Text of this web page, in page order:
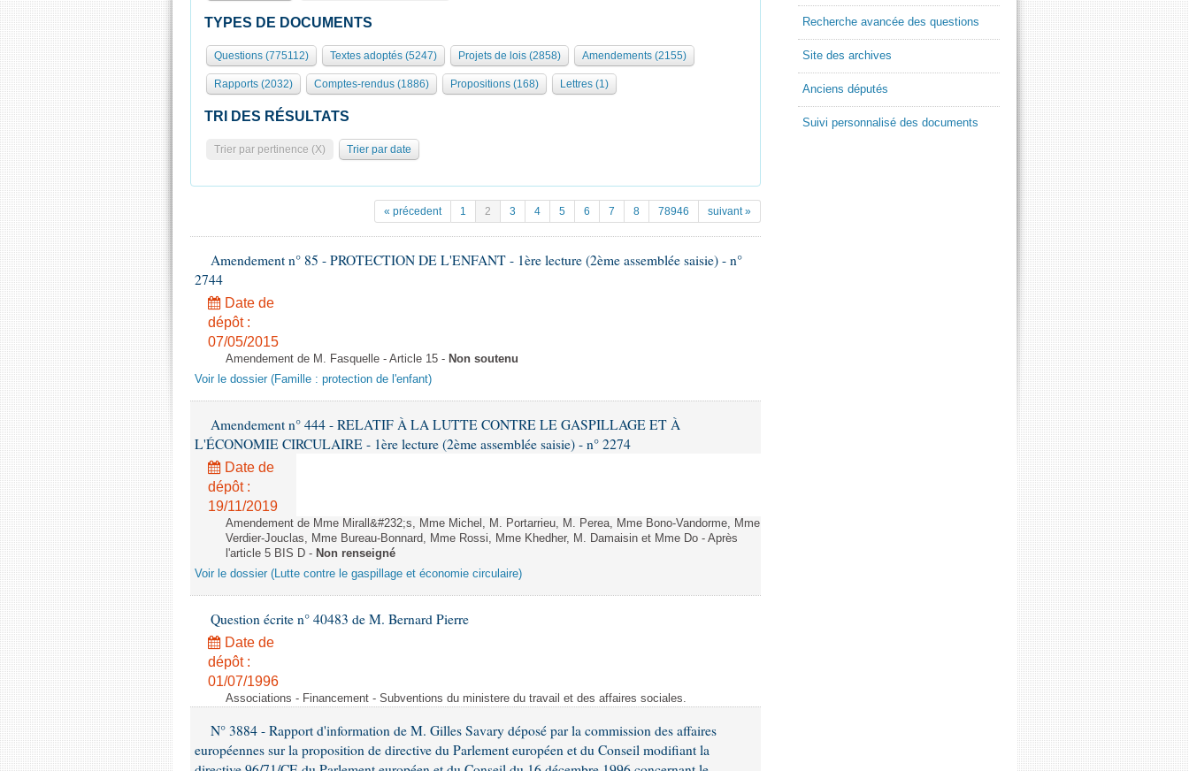
TYPES DE DOCUMENTS
Questions (775112) Textes adoptés (5247) Projets de lois (2858) Amendements (2155)
Rapports (2032) Comptes-rendus (1886) Propositions (168) Lettres (1)
TRI DES RÉSULTATS
Trier par pertinence (X) Trier par date
« précedent 1 2 3 4 5 6 7 8 78946 suivant »
Amendement n° 85 - PROTECTION DE L'ENFANT - 1ère lecture (2ème assemblée saisie) - n°
2744
Date de
dépôt :
07/05/2015
Amendement de M. Fasquelle - Article 15 - Non soutenu
Voir le dossier (Famille : protection de l'enfant)
Amendement n° 444 - RELATIF À LA LUTTE CONTRE LE GASPILLAGE ET À
L'ÉCONOMIE CIRCULAIRE - 1ère lecture (2ème assemblée saisie) - n° 2274
Date de
dépôt :
19/11/2019
Amendement de Mme Mirall&#232;s, Mme Michel, M. Portarrieu, M. Perea, Mme Bono-Vandorme, Mme
Verdier-Jouclas, Mme Bureau-Bonnard, Mme Rossi, Mme Khedher, M. Damaisin et Mme Do - Après
l'article 5 BIS D - Non renseigné
Voir le dossier (Lutte contre le gaspillage et économie circulaire)
Question écrite n° 40483 de M. Bernard Pierre
Date de
dépôt :
01/07/1996
Associations - Financement - Subventions du ministere du travail et des affaires sociales.
N° 3884 - Rapport d'information de M. Gilles Savary déposé par la commission des affaires
européennes sur la proposition de directive du Parlement européen et du Conseil modifiant la
Recherche avancée des questions
Site des archives
Anciens députés
Suivi personnalisé des documents